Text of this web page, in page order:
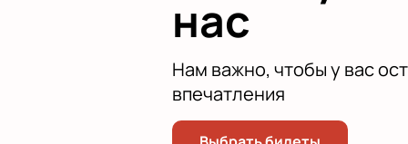
нас
Нам важно, чтобы у вас
впечатления